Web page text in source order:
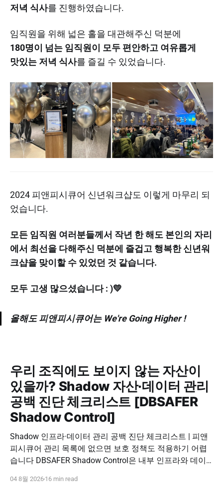
저녁 식사를 진행하였습니다.
임직원을 위해 넓은 홀을 대관해주신 덕분에
180명이 넘는 임직원이 모두 편안하고 여유롭게
맛있는 저녁 식사를 즐길 수 있었습니다.
2024 피앤피시큐어 신년워크샵도 이렇게 마무리 되
었습니다.
모든 임직원 여러분들께서 작년 한 해도 본인의 자리
에서 최선을 다해주신 덕분에 즐겁고 행복한 신년워
크샵을 맞이할 수 있었던 것 같습니다.
모두 고생 많으셨습니다 : )💛
올해도 피앤피시큐어는 We're Going Higher !
우리 조직에도 보이지 않는 자산이
있을까? Shadow 자산·데이터 관리
공백 진단 체크리스트 [DBSAFER
Shadow Control]
Shadow 인프라·데이터 관리 공백 진단 체크리스트 | 피앤
피시큐어 관리 목록에 없으면 보호 정책도 적용하기 어렵
습니다 DBSAFER Shadow Control은 내부 인프라와 데이
나의 보안 운영 흐름으로 제공합니다. DBSAFER Shadow
04 8월 2026 16 min read